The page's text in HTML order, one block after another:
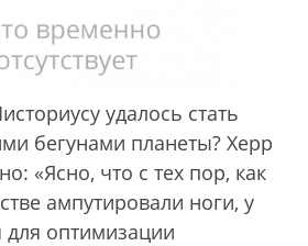
удалось стать
бегунами планеты? Херр
«Ясно, что с тех пор, как
ампутировали ноги, у
оптимизации